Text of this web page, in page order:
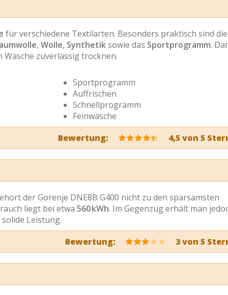
für verschiedene Textilarten. Besonders praktisch sind die
, Wolle, Synthetiksowie das Sportprogramm.
zuverlässig trocknen.
Sportprogramm
Auffrischen
Schnellprogramm
Feinwäsche
Bewertung:
4,5 von 5
der Gorenje DNE8B G400 nicht zu den sparsamsten
liegt bei etwa 560 kWh. Im Gegenzug erhält man
Leistung.
Bewertung:
3 von 5